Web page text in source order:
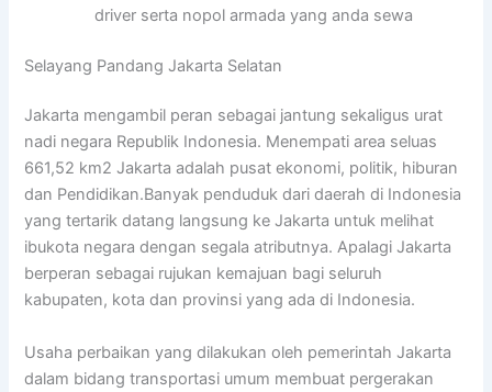
driver serta nopol armada yang anda sewa
Selayang Pandang Jakarta Selatan
Jakarta mengambil peran sebagai jantung sekaligus urat
nadi negara Republik Indonesia. Menempati area seluas
661,52 km2 Jakarta adalah pusat ekonomi, politik, hiburan
dan Pendidikan.Banyak penduduk dari daerah di Indonesia
yang tertarik datang langsung ke Jakarta untuk melihat
ibukota negara dengan segala atributnya. Apalagi Jakarta
berperan sebagai rujukan kemajuan bagi seluruh
kabupaten, kota dan provinsi yang ada di Indonesia.
Usaha perbaikan yang dilakukan oleh pemerintah Jakarta
dalam bidang transportasi umum membuat pergerakan